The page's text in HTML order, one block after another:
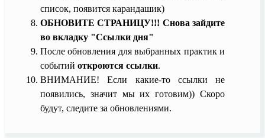
список, появится карандашик)
ОБНОВИТЕ СТРАНИЦУ!!! Снова зайдите
во вкладку "Ссылки дня"
После обновления для выбранных практик и
событий откроются ссылки.
ВНИМАНИЕ! Если какие-то ссылки не
появились, значит мы их готовим)) Скоро
будут, следите за обновлениями.